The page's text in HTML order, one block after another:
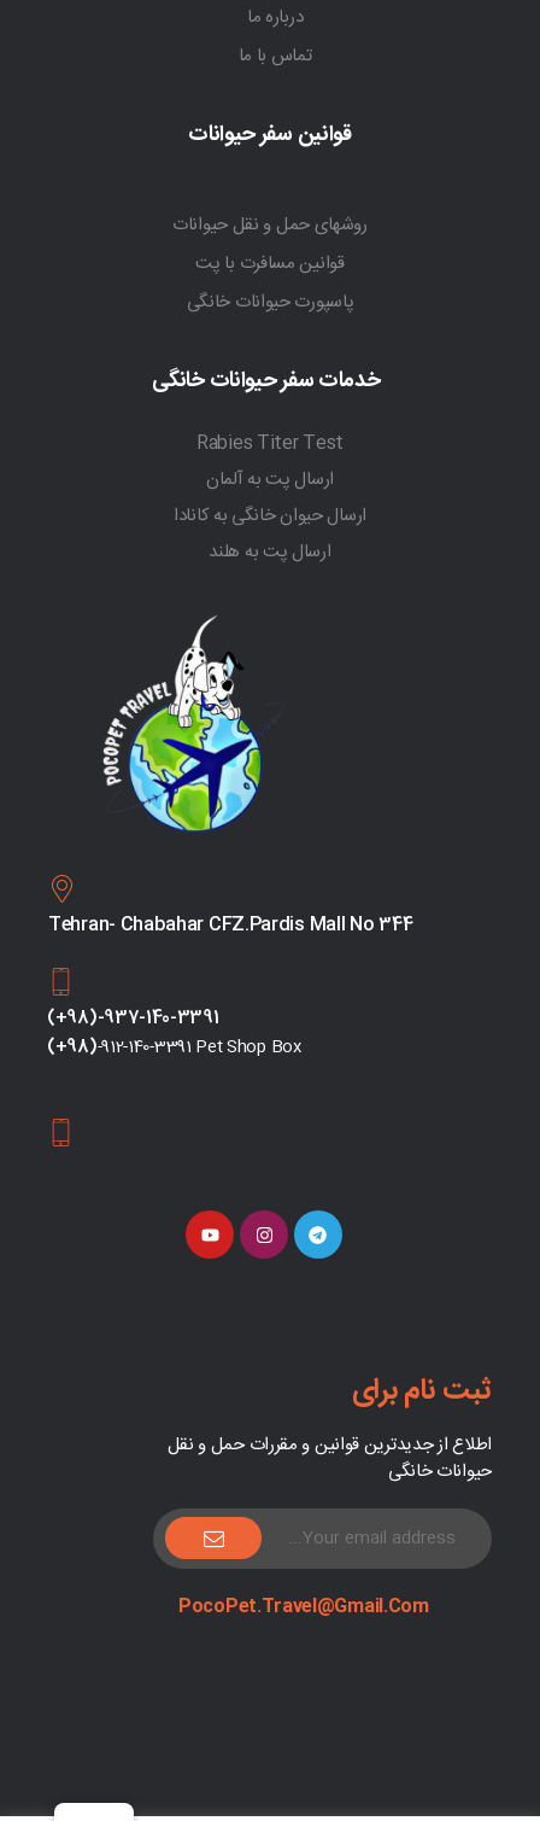
درباره ما
تماس با ما
قوانین سفر حیوانات
روشهای حمل و نقل حیوانات
قوانین مسافرت با پت
پاسپورت حیوانات خانگی
خدمات سفر حیوانات خانگی
Rabies Titer Test
ارسال پت به آلمان
ارسال حیوان خانگی به کانادا
ارسال پت به هلند
Tehran- Chabahar CFZ.Pardis Mall No 344
(+98)-937-140-3391
(+98)-912-140-3391 Pet Shop Box
ثبت نام برای
اطلاع از جدیدترین قوانین و مقررات حمل و نقل
حیوانات خانگی
PocoPet.Travel@Gmail.com